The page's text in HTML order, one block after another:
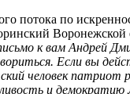
потока по
Воронежской
к вам Андрей
Если вы
человек патриот
и демократию